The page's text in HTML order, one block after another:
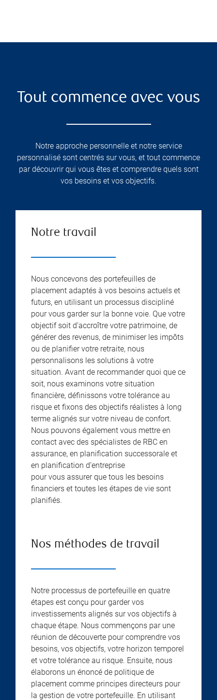
Tout commence avec vous
Notre approche personnelle et notre service
personnalisé sont centrés sur vous, et tout commence
par découvrir qui vous êtes et comprendre quels sont
vos besoins et vos objectifs.
Notre travail
Nous concevons des portefeuilles de
placement adaptés à vos besoins actuels et
futurs, en utilisant un processus discipliné
pour vous garder sur la bonne voie. Que votre
objectif soit d’accroître votre patrimoine, de
générer des revenus, de minimiser les impôts
ou de planifier votre retraite, nous
personnalisons les solutions à votre
situation. Avant de recommander quoi que ce
soit, nous examinons votre situation
financière, définissons votre tolérance au
risque et fixons des objectifs réalistes à long
terme alignés sur votre niveau de confort.
Nous pouvons également vous mettre en
contact avec des spécialistes de RBC en
assurance, en planification successorale et
en planification d’entreprise
pour vous assurer que tous les besoins
financiers et toutes les étapes de vie sont
planifiés.
Nos méthodes de travail
Notre processus de portefeuille en quatre
étapes est conçu pour garder vos
investissements alignés sur vos objectifs à
chaque étape. Nous commençons par une
réunion de découverte pour comprendre vos
besoins, vos objectifs, votre horizon temporel
et votre tolérance au risque. Ensuite, nous
élaborons un énoncé de politique de
placement comme principes directeurs pour
la gestion de votre portefeuille. En utilisant